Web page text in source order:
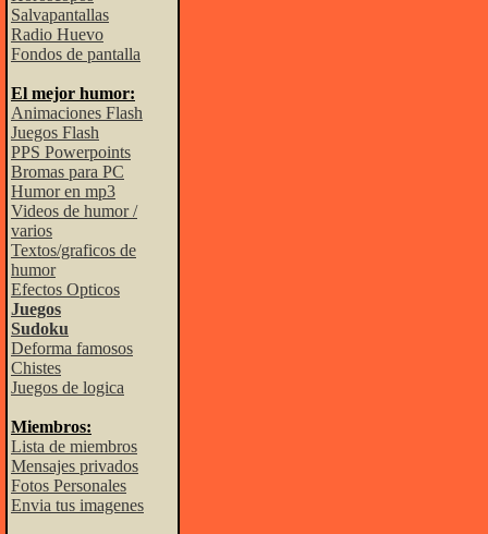
Salvapantallas
Radio Huevo
Fondos de pantalla
El mejor humor:
Animaciones Flash
Juegos Flash
PPS Powerpoints
Bromas para PC
Humor en mp3
Videos de humor /
varios
Textos/graficos de
humor
Efectos Opticos
Juegos
Sudoku
Deforma famosos
Chistes
Juegos de logica
Miembros:
Lista de miembros
Mensajes privados
Fotos Personales
Envia tus imagenes